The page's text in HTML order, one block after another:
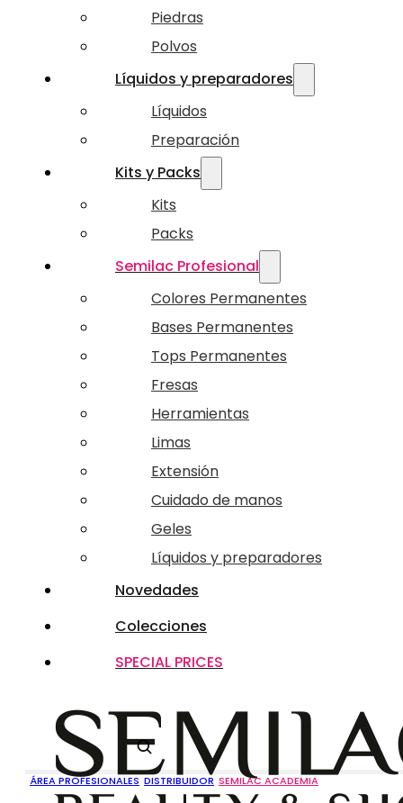
Piedras
Polvos
Líquidos y preparadores
Líquidos
Preparación
Kits y Packs
Kits
Packs
Semilac Profesional
Colores Permanentes
Bases Permanentes
Tops Permanentes
Fresas
Herramientas
Limas
Extensión
Cuidado de manos
Geles
Líquidos y preparadores
Novedades
Colecciones
SPECIAL PRICES
ÁREA PROFESIONALES DISTRIBUIDOR SEMILAC ACADEMIA